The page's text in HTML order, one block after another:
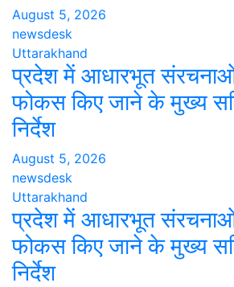
August 5, 2026
newsdesk
Uttarakhand
प्रदेश में आधारभूत
फोकस किए जाने के मुख्य
निर्देश
August 5, 2026
newsdesk
Uttarakhand
प्रदेश में आधारभूत
फोकस किए जाने के मुख्य
निर्देश